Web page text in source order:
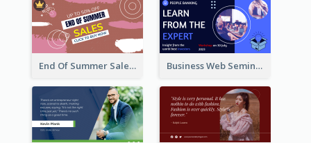
End Of Summer Sale Twitter Post Design Idea Business Web Seminar Twitter Post Design Idea